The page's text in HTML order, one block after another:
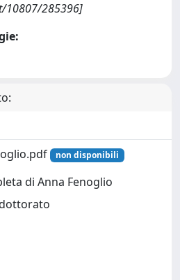
10807/285396]
non disponibili
di Anna Fenoglio